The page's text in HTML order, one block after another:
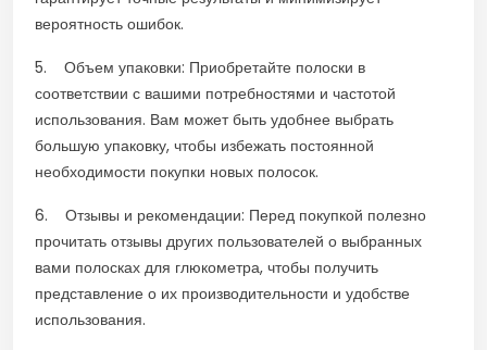
вероятность ошибок.
5. Объем упаковки: Приобретайте полоски в
соответствии с вашими потребностями и частотой
использования. Вам может быть удобнее выбрать
большую упаковку, чтобы избежать постоянной
необходимости покупки новых полосок.
6. Отзывы и рекомендации: Перед покупкой полезно
прочитать отзывы других пользователей о выбранных
вами полосках для глюкометра, чтобы получить
представление о их производительности и удобстве
использования.